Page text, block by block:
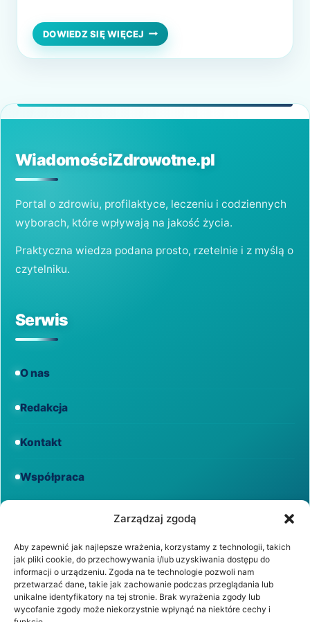
Zarządzaj zgodą
Aby zapewnić jak najlepsze wrażenia, korzystamy z technologii, takich
jak pliki cookie, do przechowywania i/lub uzyskiwania dostępu do
informacji o urządzeniu. Zgoda na te technologie pozwoli nam
przetwarzać dane, takie jak zachowanie podczas przeglądania lub
unikalne identyfikatory na tej stronie. Brak wyrażenia zgody lub
wycofanie zgody może niekorzystnie wpłynąć na niektóre cechy i
to zaznaczone złamanie struktury skóry i
pojawienie się zagłębień. Niezależnie od
przyglądanie się procesom zachodzącym…
DOWIEDZ SIĘ WIĘCEJ ZMARSZCZKI
–
DLACZEGO
WiadomościZdrowotne.pl
Portal o zdrowiu, profilaktyce, leczeniu i codziennych
wyborach, które wpływają na jakość życia.
Praktyczna wiedza podana prosto, rzetelnie i z myślą o
czytelniku.
Serwis
O nas
Redakcja
Kontakt
Współpraca
Regulamin
Polityka prywatności